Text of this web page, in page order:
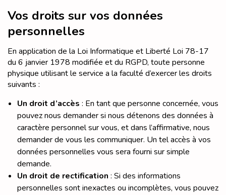
Vos droits sur vos données
personnelles
En application de la Loi Informatique et Liberté Loi 78-17
du 6 janvier 1978 modifiée et du RGPD, toute personne
physique utilisant le service a la faculté d’exercer les droits
suivants :
Un droit d’accès : En tant que personne concernée, vous
pouvez nous demander si nous détenons des données à
caractère personnel sur vous, et dans l’affirmative, nous
demander de vous les communiquer. Un tel accès à vos
données personnelles vous sera fourni sur simple
demande.
Un droit de rectification : Si des informations
personnelles sont inexactes ou incomplètes, vous pouvez